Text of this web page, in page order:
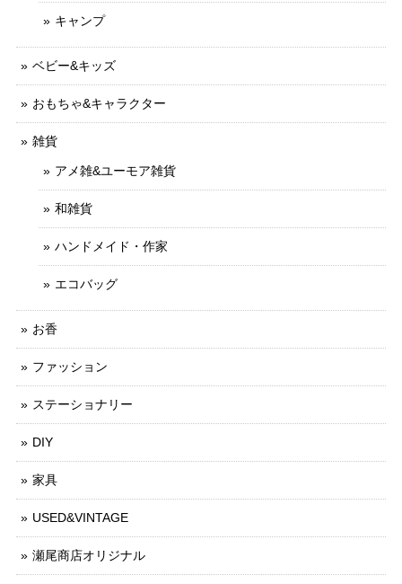
キャンプ
ベビー&キッズ
おもちゃ&キャラクター
雑貨
アメ雑&ユーモア雑貨
和雑貨
ハンドメイド・作家
エコバッグ
お香
ファッション
ステーショナリー
DIY
家具
USED&VINTAGE
瀬尾商店オリジナル